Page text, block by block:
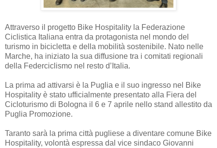
Attraverso il progetto Bike Hospitality la Federazione
Ciclistica Italiana entra da protagonista nel mondo del
turismo in bicicletta e della mobilità sostenibile. Nato nelle
Marche, ha iniziato la sua diffusione tra i comitati regionali
della Federciclismo nel resto d’Italia.
La prima ad attivarsi è la Puglia e il suo ingresso nel Bike
Hospitality è stato ufficialmente presentato alla Fiera del
Cicloturismo di Bologna il 6 e 7 aprile nello stand allestito da
Puglia Promozione.
Taranto sarà la prima città pugliese a diventare comune Bike
Hospitality, volontà espressa dal vice sindaco Giovanni